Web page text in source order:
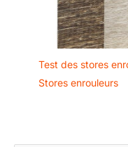
Test des stores
Stores enrouleurs